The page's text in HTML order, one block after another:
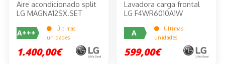
Aire acondicionado split
LG MAGNA12SX.SET
A+++
Últimas
unidades
1.400,00€
Lavadora carga frontal
LG F4WR6010A1W
A
Últimas
unidades
599,00€